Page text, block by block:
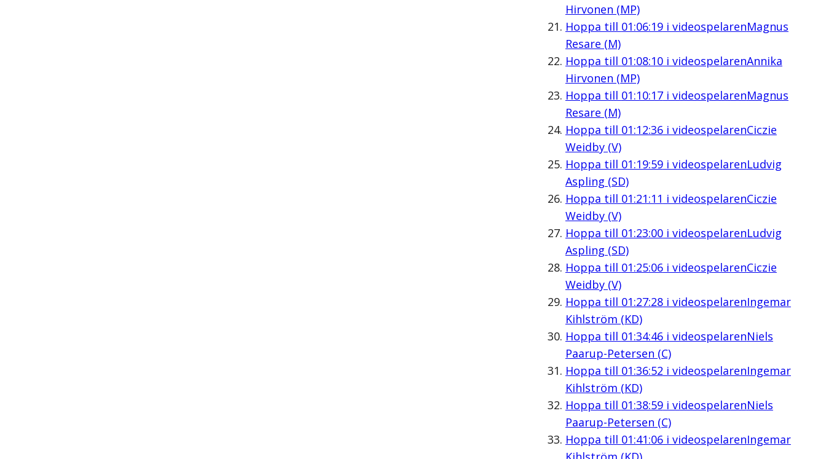
Hirvonen (MP)
Hoppa till 01:06:19i videospelarenMagnus
Resare (M)
Hoppa till 01:08:10i videospelarenAnnika
Hirvonen (MP)
Hoppa till 01:10:17i videospelarenMagnus
Resare (M)
Hoppa till 01:12:36i videospelarenCiczie
Weidby (V)
Hoppa till 01:19:59i videospelarenLudvig
Aspling (SD)
Hoppa till 01:21:11 i videospelarenCiczie
Weidby (V)
Hoppa till 01:23:00i videospelarenLudvig
Aspling (SD)
Hoppa till 01:25:06i videospelarenCiczie
Weidby (V)
Hoppa till 01:27:28i videospelarenIngemar
Kihlström (KD)
Hoppa till 01:34:46i videospelarenNiels
Paarup-Petersen (C)
Hoppa till 01:36:52 i videospelarenIngemar
Kihlström (KD)
Hoppa till 01:38:59i videospelarenNiels
Paarup-Petersen (C)
Hoppa till 01:41:06i videospelarenIngemar